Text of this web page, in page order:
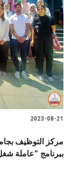
2023-08-21
مركز التوظيف
ببرنامج "عاملة